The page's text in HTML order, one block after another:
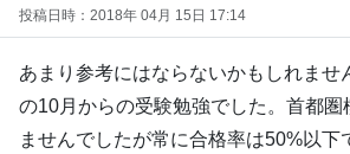
投稿日時：2018年 04月 15日 17:14
あまり参考にはならないかもしれませ
の10月からの受験勉強でした。首都圏
ませんでしたが常に合格率は50%以下